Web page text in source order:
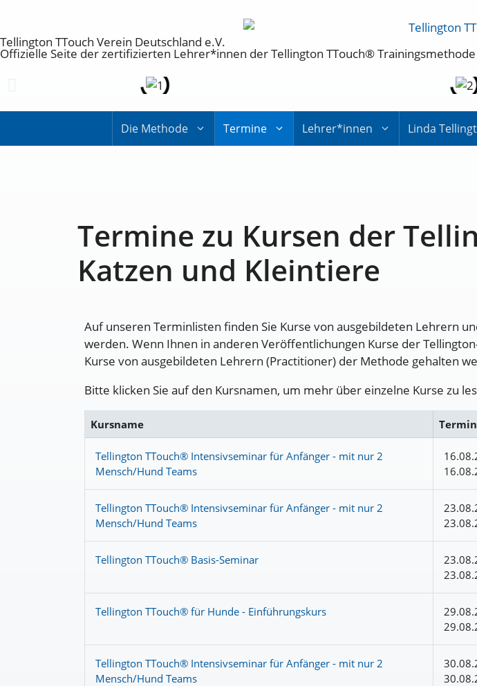
Tellington TTouch Verein Deutschland e.V.
Offizielle Seite der zertifizierten Lehrer*innen der Tellington TTouch®
Die Methode Termine Lehrer*innen Linda
Termine zu Kursen der
Katzen und Kleintiere
Auf unseren Terminlisten finden Sie Kurse von ausgebildeten Lehrern
werden. Wenn Ihnen in anderen Veröffentlichungen Kurse der
Kurse von ausgebildeten Lehrern (Practitioner) der Methode gehalten
Bitte klicken Sie auf den Kursnamen, um mehr über einzelne Kurse zu
Kursname Termin
Tellington TTouch® Intensivseminar für Anfänger - mit nur 2
Mensch/Hund Teams
Tellington TTouch® Intensivseminar für Anfänger - mit nur 2
Mensch/Hund Teams
Tellington TTouch® Basis-Seminar
Tellington TTouch® für Hunde - Einführungskurs
Tellington TTouch® Intensivseminar für Anfänger - mit nur 2
Mensch/Hund Teams